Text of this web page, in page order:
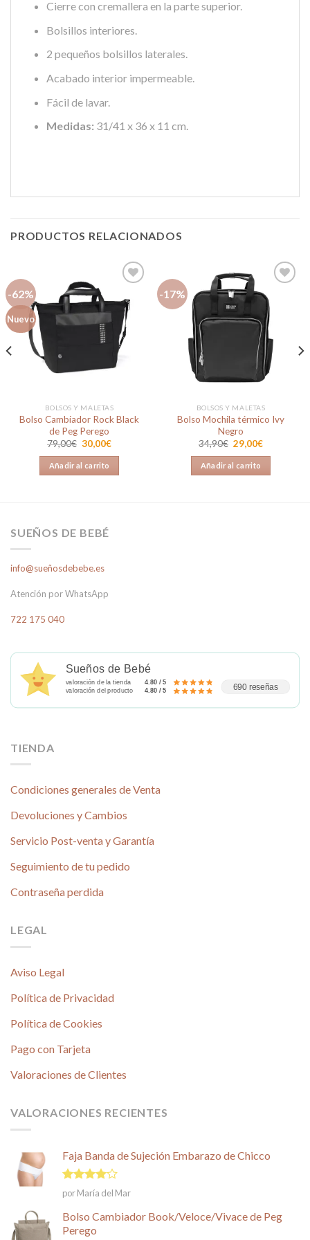
Cierre con cremallera en la parte superior.
Bolsillos interiores.
2 pequeños bolsillos laterales.
Acabado interior impermeable.
Fácil de lavar.
Medidas: 31/41 x 36 x 11 cm.
PRODUCTOS RELACIONADOS
-62%
Nuevo
Añadir
a la
lista de
deseos
BOLSOS Y MALETAS
Bolso Cambiador Rock Black
de Peg Perego
79,00€ El
precio
original
era:
79,00€.
30,00€El
30,00€.
Añadir al carrito
-17%
Añadir
lista de
deseos
BOLSOS Y MALETAS
Bolso Mochila térmico Ivy
Negro
34,90€ El
precio
original
era:
34,90€.
29,00€El
29,00€.
Añadir al carrito
SUEÑOS DE BEBÉ
info@sueñosdebebe.es
Atención por WhatsApp
722 175 040
Sueños de Bebé
valoración de la tienda
4.80 / 5
valoración del producto
4.80 / 5 690 reseñas
TIENDA
Condiciones generales de Venta
Devoluciones y Cambios
Servicio Post-venta y Garantía
Seguimiento de tu pedido
Contraseña perdida
LEGAL
Aviso Legal
Política de Privacidad
Política de Cookies
Pago con Tarjeta
Valoraciones de Clientes
VALORACIONES RECIENTES
Faja Banda de Sujeción Embarazo de Chicco
Valorado
en
5
por María del Mar
Bolso Cambiador Book/Veloce/Vivace de Peg
Perego